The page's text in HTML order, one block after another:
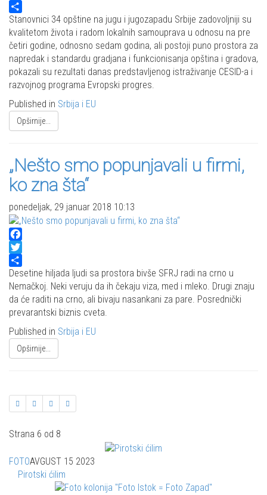
Twitter
Share
Stanovnici 34 opštine na jugu i jugozapadu Srbije zadovoljniji su
kvalitetom života i radom lokalnih samouprava u odnosu na pre
četiri godine, odnosno sedam godina, ali postoji puno prostora za
napredak i standardu gradjana i funkcionisanja opština i gradova,
pokazali su rezultati danas predstavljenog istraživanje CESID-a i
razvojnog programa Evropski progres.
Published in Srbija i EU
Opširnije...
„Nešto smo popunjavali u firmi,
ko zna šta“
ponedeljak, 29 januar 2018 10:13
Facebook
Twitter
Share
Desetine hiljada ljudi sa prostora bivše SFRJ radi na crno u
Nemačkoj. Neki veruju da ih čekaju viza, med i mleko. Drugi znaju
da će raditi na crno, ali bivaju nasankani za pare. Posrednički
prevarantski biznis cveta.
Published in Srbija i EU
Opširnije...
Strana 6 od 8
FOTOAVGUST 15 2023
Pirotski ćilim